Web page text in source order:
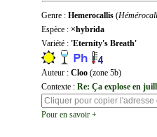
Genre : Hemerocallis (
Espèce : ×hybrida
Variété : 'Eternity's Breath'
Auteur : Cloo (zone 5b)
Contexte : Re: Ça explose en
Pour en savoir +